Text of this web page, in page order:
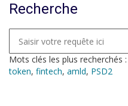
Recherche
Mots clés les plus recherchés :
token, fintech, amld, PSD2